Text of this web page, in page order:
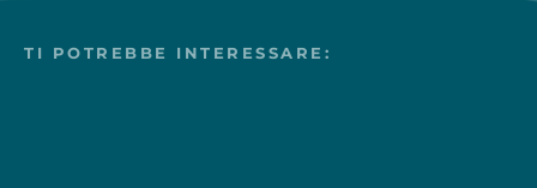
TI POTREBBE INTERESSARE: